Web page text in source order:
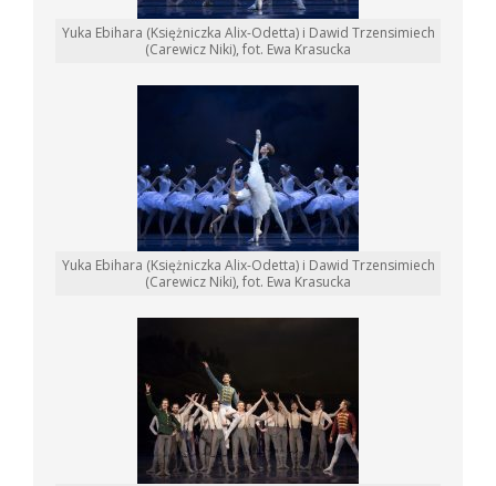
Yuka Ebihara (Księżniczka Alix-Odetta) i Dawid Trzensimiech
(Carewicz Niki), fot. Ewa Krasucka
Yuka Ebihara (Księżniczka Alix-Odetta) i Dawid Trzensimiech
(Carewicz Niki), fot. Ewa Krasucka